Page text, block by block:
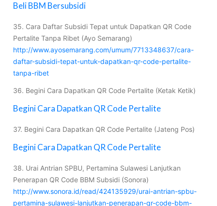
Beli BBM Bersubsidi
35. Cara Daftar Subsidi Tepat untuk Dapatkan QR Code
Pertalite Tanpa Ribet (Ayo Semarang)
http://www.ayosemarang.com/umum/7713348637/cara-
daftar-subsidi-tepat-untuk-dapatkan-qr-code-pertalite-
tanpa-ribet
36. Begini Cara Dapatkan QR Code Pertalite (Ketak Ketik)
Begini Cara Dapatkan QR Code Pertalite
37. Begini Cara Dapatkan QR Code Pertalite (Jateng Pos)
Begini Cara Dapatkan QR Code Pertalite
38. Urai Antrian SPBU, Pertamina Sulawesi Lanjutkan
Penerapan QR Code BBM Subsidi (Sonora)
http://www.sonora.id/read/424135929/urai-antrian-spbu-
pertamina-sulawesi-lanjutkan-penerapan-qr-code-bbm-